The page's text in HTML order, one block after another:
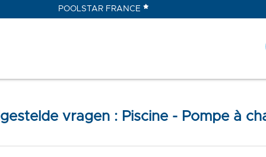
POOLSTAR FRANCE
vragen : Piscine - Pompe à